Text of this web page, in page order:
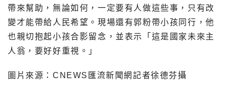
帶來幫助，無論如何，一定要有人做這些事，只有改
變才能帶給人民希望。現場還有郭粉帶小孩同行，他
也親切抱起小孩合影留念，並表示「這是國家未來主
人翁，要好好重視。」
圖片來源：CNEWS匯流新聞網記者徐德芬攝